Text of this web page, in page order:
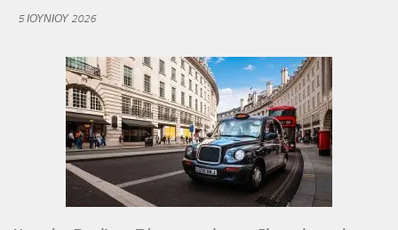
5 ΙΟΥΝΊΟΥ 2026